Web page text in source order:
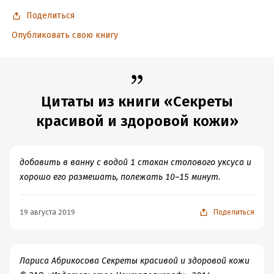
ISBN (EAN):
Поделиться
Опубликовать свою книгу
Цитаты из книги «Секреты
красивой и здоровой кожи»
добавить в ванну с водой 1 стакан столового уксуса и
хорошо его размешать, полежать 10–15 минут.
19 августа 2019 Поделиться
Лариса Абрикосова Секреты красивой и здоровой кожи